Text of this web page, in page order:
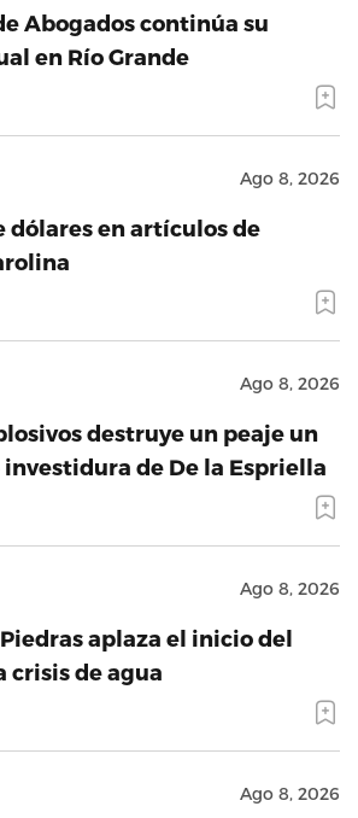
Abogados continúa su
en Río Grande
Ago 8, 2026
dólares en artículos de
Ago 8, 2026
destruye un peaje un
investidura de De la Espriella
Ago 8, 2026
aplaza el inicio del
crisis de agua
Ago 8, 2026